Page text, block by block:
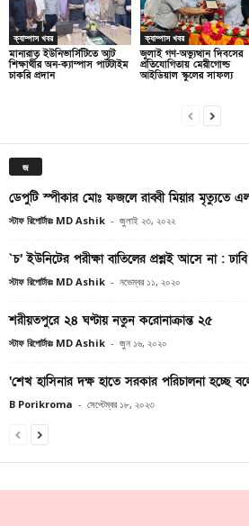
ক্যাম্পাস খবর
মানারাত ইউনিভার্সিটিতে আট
শিক্ষার্থীর অন-ক্যাম্পাস পার্টটাইম
চাকরি প্রদান
ক্যাম্পাস খবর
জুলাই গণ-অভ্যুত্থান দিবসের
প্রতিযোগিতায় মেরীগোল্ড
আইডিয়াল স্কুলের সাফল্য
জ
ডেপুটি স্পীকার মোঃ ফজলে রাব্বী মিয়ার মৃত্যুতে
স্টাফ রিপোর্টারঃ MD Ashik - জুলাই ২৩, ২০২২
`চ’ ইউনিটের পরীক্ষা বাতিলের প্রশ্নই আসে না :
স্টাফ রিপোর্টারঃ MD Ashik - নভেম্বর ১১, ২০২০
শরীয়তপুরে ২৪ ঘণ্টায় নতুন করোনাক্রান্ত ২৫
স্টাফ রিপোর্টারঃ MD Ashik - জুন ১৬, ২০২০
‘শেখ হাসিনার দক্ষ হাতে সরকার পরিচালনা হচ্ছে
B Porikroma - সেপ্টেম্বর ১৮, ২০২৩